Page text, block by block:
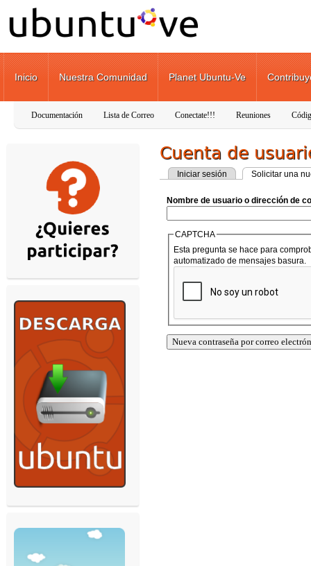
Pasar al contenido principal
Inicio Nuestra Comunidad Planet Ubuntu-Ve
Documentación Lista de Correo Conectate!!! Reuniones
Cuenta de
Solapas principales
Iniciar sesión Solicitar una
Nombre de usuario o dirección de
CAPTCHA
Esta pregunta se hace para
automatizado de mensajes basura.